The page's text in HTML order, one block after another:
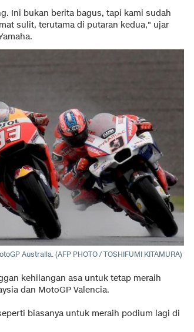
Ini bukan berita bagus, tapi kami sudah
sulit, terutama di putaran kedua," ujar
Australia. (AFP PHOTO / TOSHIFUMI KITAMURA)
kehilangan asa untuk tetap meraih
dan MotoGP Valencia.
biasanya untuk meraih podium lagi di